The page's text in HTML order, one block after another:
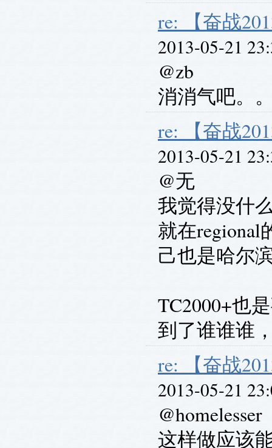
re: 【奋战
2013-05-21
@zb
消消气吧。
re: 【奋战
2013-05-21
@无
我觉得没什
就在regional
己也是哈尔
TC2000+也
到了谁谁谁
re: 【奋战
2013-05-21
@homelesser
这样做应该